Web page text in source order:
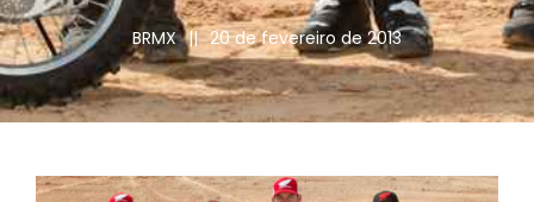
BRMX || 20 de fevereiro de 2013